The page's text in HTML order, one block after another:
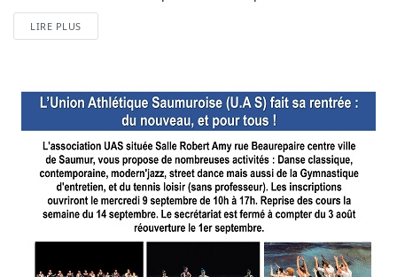
LIRE PLUS